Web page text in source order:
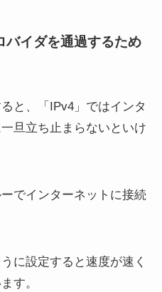
バイダを通過するため
と、「IPv4」ではインタ
旦立ち止まらないといけ
でインターネットに接続
に設定すると速度が速く
す。